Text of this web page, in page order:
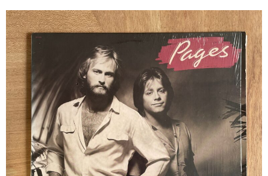
マイページ
GGについて
買取について
取り置きなどについて
Categories
New Arrivals
新譜